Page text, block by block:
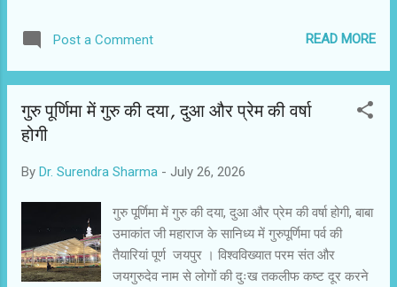
विजय के वीर योद्धा सूबेदार चंदा लाल जाट (सेना मेडल),
राजकुमार सक्सेना (विशेष सेवा मेडल) सहित थल सेना,
विशिष्ट अतिथि उपस्थित रहे। नौसेना से ऑपरेशन तलवार
प्रताप सिंह सैनी सहित अन्य अतिथियों ने अपने प्रेरक
भारतीय सेना के वीर जवानों ने अदम्य साहस और पराक्रम
का परिचय देते हुए कारगिल युद्ध में विजय हासिल की।
शहीदों का त्याग और बलिदान सदैव देशवासियों के लिए
प्रेरणास्रोत रहेगा। सेवानिवृत्त सैन्य अधिकारी राजकुमार
Post a Comment READ MORE
गुरु पूर्णिमा में गुरु की दया, दुआ और प्रेम की वर्षा
होगी
By Dr. Surendra Sharma - July 26, 2026
गुरु पूर्णिमा में गुरु की दया, दुआ और प्रेम की वर्षा होगी, बाबा
उमाकांत जी महाराज के सानिध्य में गुरुपूर्णिमा पर्व की
तैयारियां पूर्ण जयपुर । विश्वविख्यात परम संत और
जयगुरुदेव नाम से लोगों की दुःख तकलीफ कष्ट दूर करने